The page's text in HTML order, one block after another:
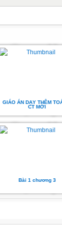
lên luỹ thừa.
GIÁO ÁN DẠY THÊM
CT MỚI
Bài 1 chương 3